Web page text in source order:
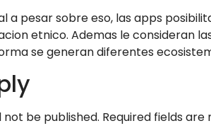
a pesar sobre eso, las apps
etnico. Ademas le consideran
se generan diferentes
not be published. Required fields are